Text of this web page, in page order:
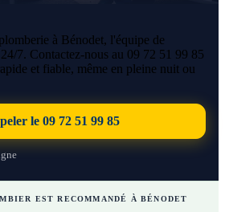
à Bénodet, l'équipe de
7. Contactez-nous au 09 72 51 99 85
et fiable, même en pleine nuit ou
le 09 72 51 99 85
EST RECOMMANDÉ À BÉNODET